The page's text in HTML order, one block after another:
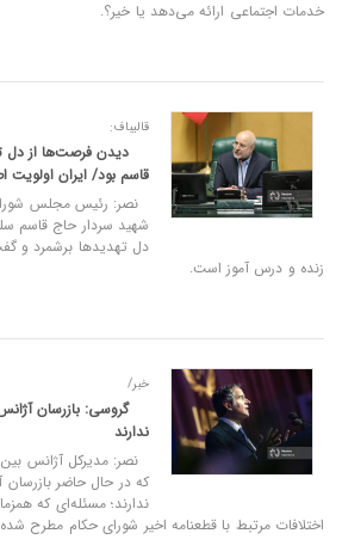
خدمات اجتماعی ارائه می‌دهد یا خیر؟.
قالیباف:
دیدن فرصت‌ها از دل
قاسم بود/ ایران اولویت
نصر: رئیس مجلس
شهید سردار حاج قاسم
دل تهدیدها برشمرد و
زنده و درس آموز است.
خبر/
گروسی: بازرسان
ندارند
نصر: مدیرکل آژانس
که در حال حاضر
ندارند؛ مسئله‌ای که
اختلافات مرتبط با قطعنامه اخیر شورای حکام مطرح